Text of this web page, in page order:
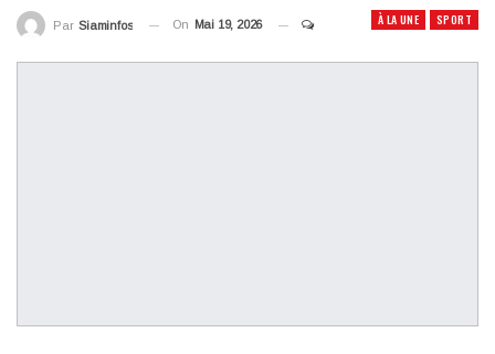
À LA UNE SPORT
Par Siaminfos On Mai 19, 2026